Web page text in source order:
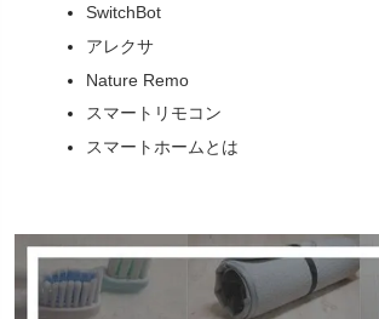
SwitchBot
アレクサ
Nature Remo
スマートリモコン
スマートホームとは